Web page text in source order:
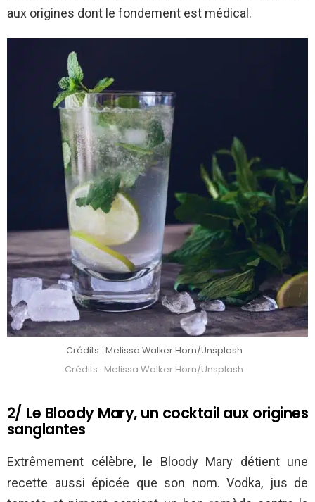
aux origines dont le fondement est médical.
Crédits : Melissa Walker Horn/Unsplash
Crédits : Melissa Walker Horn/Unsplash
2/ Le Bloody Mary, un cocktail aux origines
sanglantes
Extrêmement célèbre, le Bloody Mary détient une
recette aussi épicée que son nom. Vodka, jus de